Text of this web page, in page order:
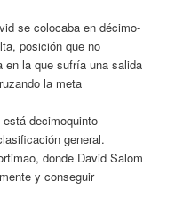
se colocaba en décimo-
posición que no
en la que sufría una salida
la meta
decimoquinto
general.
donde David Salom
y conseguir